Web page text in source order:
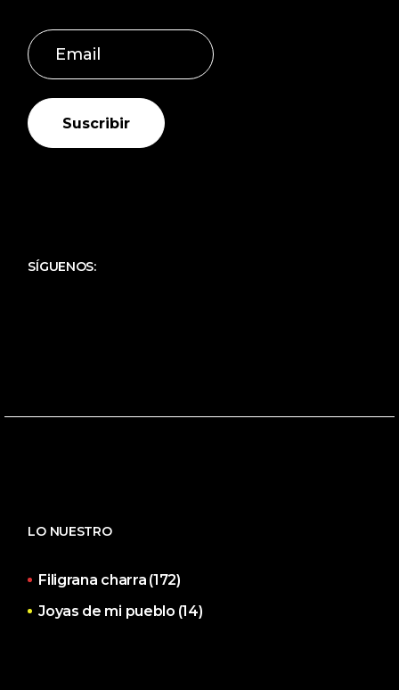
Suscribir
SÍGUENOS:
LO NUESTRO
Filigrana charra (172)
Joyas de mi pueblo (14)